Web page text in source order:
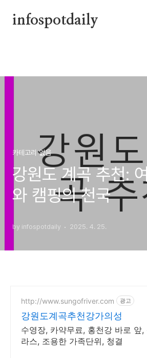
infospotdaily
카테고리 없음
강원도 계곡 추천:
와 캠핑의 천국
by infospotdaily 2025. 4. 25.
http://www.sungofriver.com 광고
강원도계곡추천강가의성
수영장, 카약무료, 홍천강 바로 앞,
라스, 조용한 가족단위, 청결